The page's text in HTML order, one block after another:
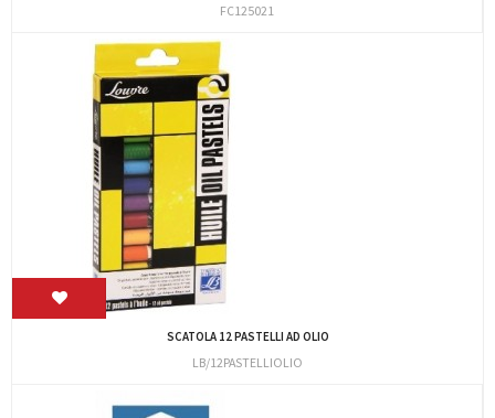
FC125021
SCATOLA 12 PASTELLI AD OLIO
LB/12PASTELLIOLIO